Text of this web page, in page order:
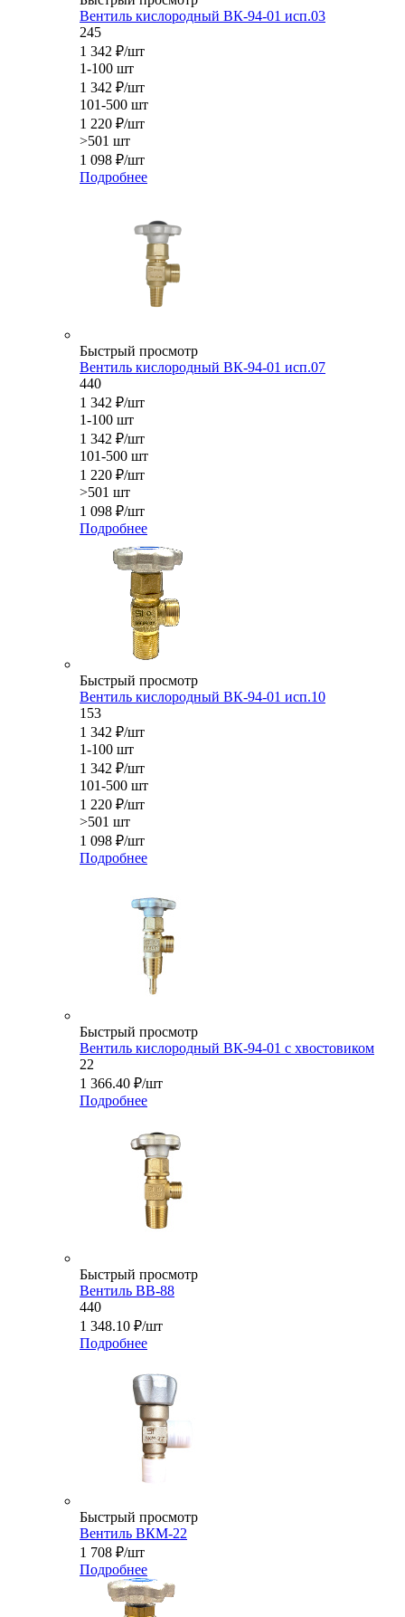
Вентиль кислородный ВК-94-01 исп.03
245
1 342 ₽/шт
1-100 шт
1 342 ₽/шт
101-500 шт
1 220 ₽/шт
>501 шт
1 098 ₽/шт
Подробнее
Быстрый просмотр
Вентиль кислородный ВК-94-01 исп.07
440
1 342 ₽/шт
1-100 шт
1 342 ₽/шт
101-500 шт
1 220 ₽/шт
>501 шт
1 098 ₽/шт
Подробнее
Быстрый просмотр
Вентиль кислородный ВК-94-01 исп.10
153
1 342 ₽/шт
1-100 шт
1 342 ₽/шт
101-500 шт
1 220 ₽/шт
>501 шт
1 098 ₽/шт
Подробнее
Быстрый просмотр
Вентиль кислородный ВК-94-01 с хвостовиком
22
1 366.40 ₽/шт
Подробнее
Быстрый просмотр
Вентиль ВВ-88
440
1 348.10 ₽/шт
Подробнее
Быстрый просмотр
Вентиль ВКМ-22
1 708 ₽/шт
Подробнее